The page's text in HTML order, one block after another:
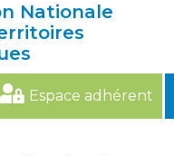
Nationale
Espace adhérent